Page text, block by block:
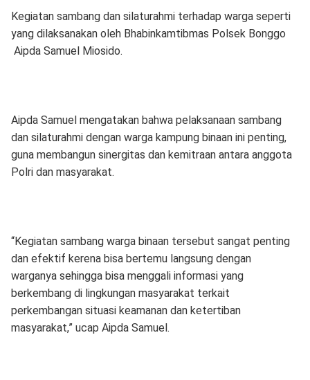
Kegiatan sambang dan silaturahmi terhadap warga seperti
yang dilaksanakan oleh Bhabinkamtibmas Polsek Bonggo
Aipda Samuel Miosido.
Aipda Samuel mengatakan bahwa pelaksanaan sambang
dan silaturahmi dengan warga kampung binaan ini penting,
guna membangun sinergitas dan kemitraan antara anggota
Polri dan masyarakat.
“Kegiatan sambang warga binaan tersebut sangat penting
dan efektif kerena bisa bertemu langsung dengan
warganya sehingga bisa menggali informasi yang
berkembang di lingkungan masyarakat terkait
perkembangan situasi keamanan dan ketertiban
masyarakat,” ucap Aipda Samuel.